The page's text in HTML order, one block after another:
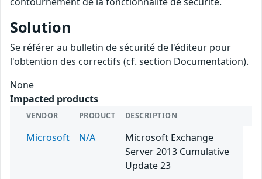
Solution
Se référer au bulletin de sécurité de l'éditeur pour
l'obtention des correctifs (cf. section Documentation).
None
Impacted products
VENDOR PRODUCT DESCRIPTION
Microsoft N/A
Microsoft Exchange
Server 2013 Cumulative
Update 23